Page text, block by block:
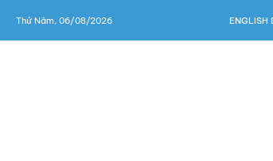
Thứ Năm, 06/08/2026 ENGLISH